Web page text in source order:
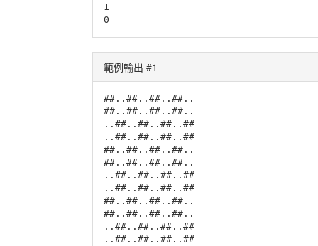
1
0
範例輸出 #1
##..##..##..##..
##..##..##..##..
..##..##..##..##
..##..##..##..##
##..##..##..##..
##..##..##..##..
..##..##..##..##
..##..##..##..##
##..##..##..##..
##..##..##..##..
..##..##..##..##
..##..##..##..##